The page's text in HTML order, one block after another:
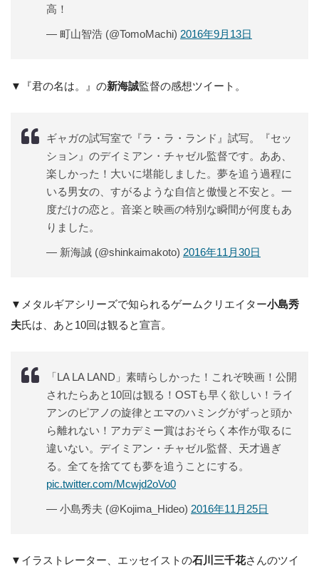
高！
— 町山智浩 (@TomoMachi) 2016年9月13日
▼『君の名は。』の新海誠監督の感想ツイート。
ギャガの試写室で『ラ・ラ・ランド』試写。『セッ
ション』のデイミアン・チャゼル監督です。ああ、
楽しかった！大いに堪能しました。夢を追う過程に
いる男女の、すがるような自信と傲慢と不安と。一
度だけの恋と。音楽と映画の特別な瞬間が何度もあ
りました。
— 新海誠 (@shinkaimakoto) 2016年11月30日
▼メタルギアシリーズで知られるゲームクリエイター小島秀
夫氏は、あと10回は観ると宣言。
「LA LA LAND」素晴らしかった！これぞ映画！公開
されたらあと10回は観る！OSTも早く欲しい！ライ
アンのピアノの旋律とエマのハミングがずっと頭か
ら離れない！アカデミー賞はおそらく本作が取るに
違いない。デイミアン・チャゼル監督、天才過ぎ
る。全てを捨てても夢を追うことにする。
pic.twitter.com/Mcwjd2oVo0
— 小島秀夫 (@Kojima_Hideo) 2016年11月25日
▼イラストレーター、エッセイストの石川三千花さんのツイ